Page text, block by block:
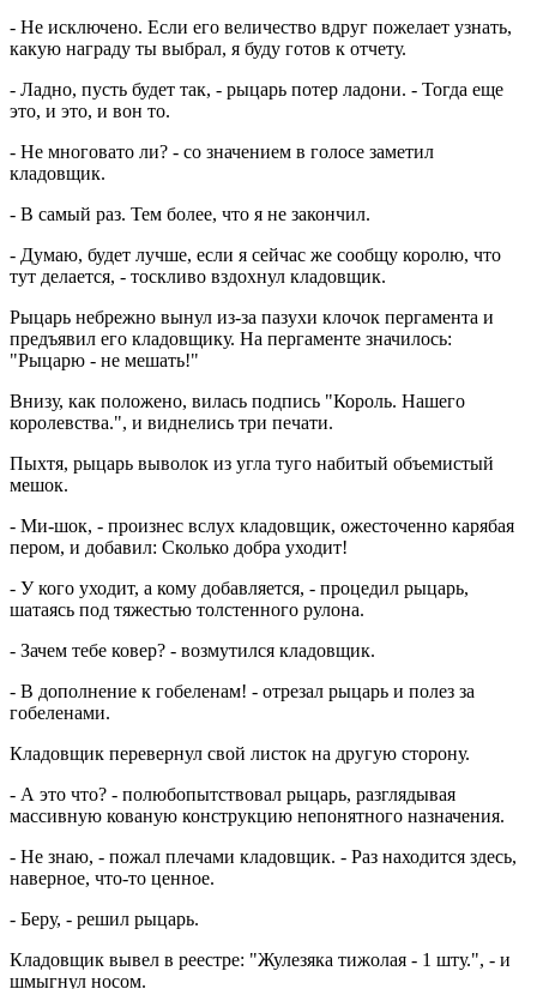
- Не исключено. Если его величество вдруг пожелает узнать,
какую награду ты выбрал, я буду готов к отчету.
- Ладно, пусть будет так, - рыцарь потер ладони. - Тогда еще
это, и это, и вон то.
- Не многовато ли? - со значением в голосе заметил
кладовщик.
- В самый раз. Тем более, что я не закончил.
- Думаю, будет лучше, если я сейчас же сообщу королю, что
тут делается, - тоскливо вздохнул кладовщик.
Рыцарь небрежно вынул из-за пазухи клочок пергамента и
предъявил его кладовщику. На пергаменте значилось:
"Рыцарю - не мешать!"
Внизу, как положено, вилась подпись "Король. Нашего
королевства.", и виднелись три печати.
Пыхтя, рыцарь выволок из угла туго набитый объемистый
мешок.
- Ми-шок, - произнес вслух кладовщик, ожесточенно карябая
пером, и добавил: Сколько добра уходит!
- У кого уходит, а кому добавляется, - процедил рыцарь,
шатаясь под тяжестью толстенного рулона.
- Зачем тебе ковер? - возмутился кладовщик.
- В дополнение к гобеленам! - отрезал рыцарь и полез за
гобеленами.
Кладовщик перевернул свой листок на другую сторону.
- А это что? - полюбопытствовал рыцарь, разглядывая
массивную кованую конструкцию непонятного назначения.
- Не знаю, - пожал плечами кладовщик. - Раз находится здесь,
наверное, что-то ценное.
- Беру, - решил рыцарь.
Кладовщик вывел в реестре: "Жулезяка тижолая - 1 шту.", - и
шмыгнул носом.